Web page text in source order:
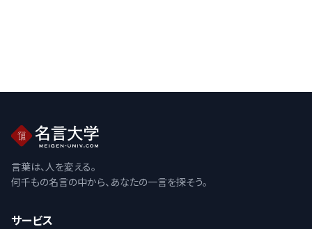
言葉は、人を変える。
何千もの名言の中から、あなたの一言を探そう。
サービス